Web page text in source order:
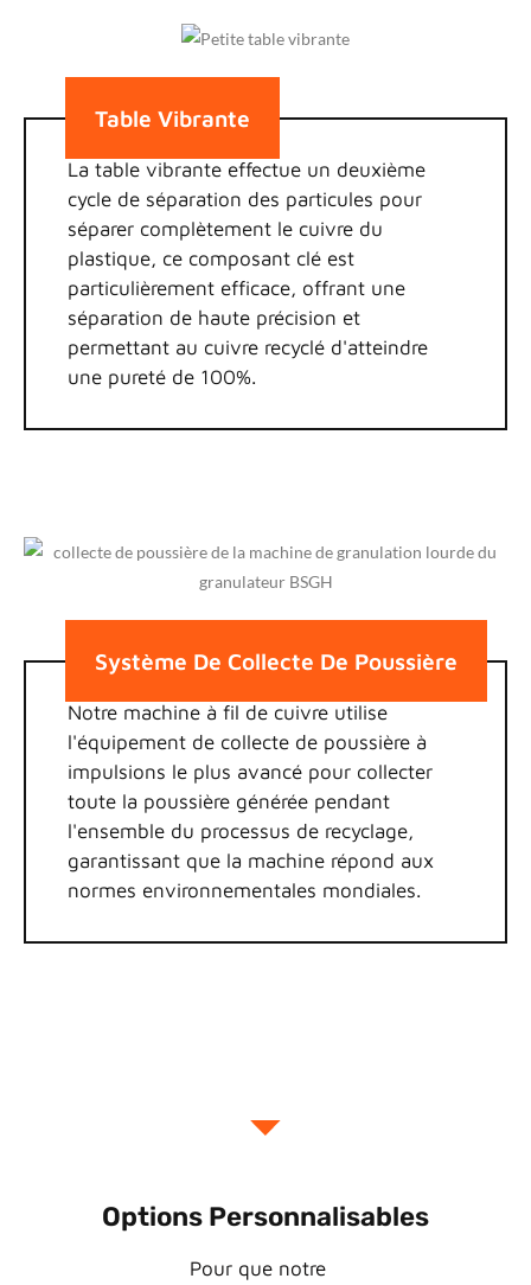
Table Vibrante
La table vibrante effectue un deuxième
cycle de séparation des particules pour
séparer complètement le cuivre du
plastique, ce composant clé est
particulièrement efficace, offrant une
séparation de haute précision et
permettant au cuivre recyclé d'atteindre
une pureté de 100%.
Système De Collecte De Poussière
Notre machine à fil de cuivre utilise
l'équipement de collecte de poussière à
impulsions le plus avancé pour collecter
toute la poussière générée pendant
l'ensemble du processus de recyclage,
garantissant que la machine répond aux
normes environnementales mondiales.
Options Personnalisables
Pour que notre